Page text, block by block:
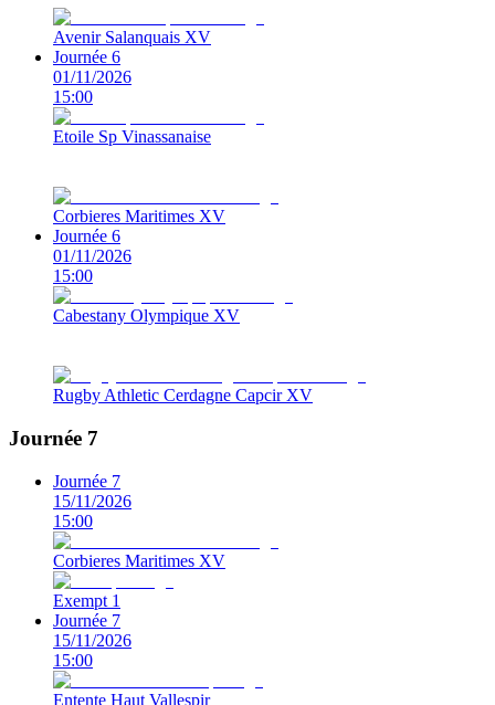
Avenir Salanquais XV
Journée 6
01/11/2026
15:00
Etoile Sp Vinassanaise
Corbieres Maritimes XV
Journée 6
01/11/2026
15:00
Cabestany Olympique XV
Rugby Athletic Cerdagne Capcir XV
Journée 7
Journée 7
15/11/2026
15:00
Corbieres Maritimes XV
Exempt 1
Journée 7
15/11/2026
15:00
Entente Haut Vallespir